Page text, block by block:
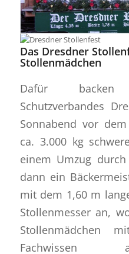
Das Dresdner
Stollenmädchen
Dafür
Schutzverbandes
Sonnabend vor
ca. 3.000 kg
einem Umzug
dann ein
mit dem 1,60 m
Stollenmesser an,
Stollenmädchen
Fachwissen